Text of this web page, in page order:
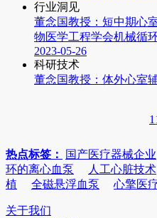
行业洞见
董念国教授：短中期心
物医学工程学会机械循
2023-05-26
科研技术
董念国教授：体外心室
1
热点标签： 国产医疗器械企业
环的离心血泵
人工心脏技术
植
全磁悬浮血泵 心擎医
关于我们